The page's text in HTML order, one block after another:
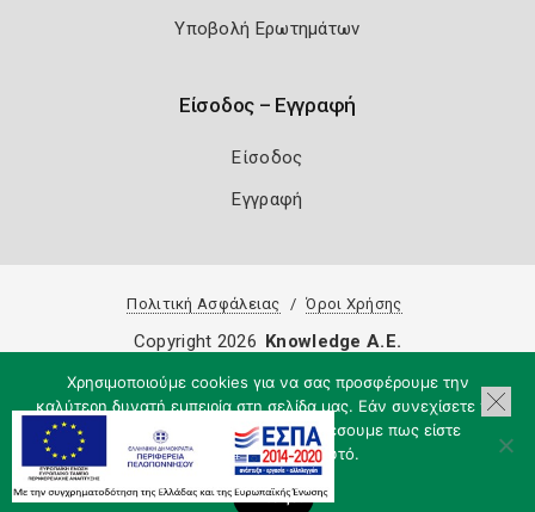
Υποβολή Ερωτημάτων
Είσοδος – Εγγραφή
Είσοδος
Εγγραφή
Πολιτική Ασφάλειας Όροι Χρήσης
Χρησιμοποιούμε cookies για να σας προσφέρουμε την
καλύτερη δυνατή εμπειρία στη σελίδα μας. Εάν συνεχίσετε να
χρησιμοποιείτε τη σελίδα, θα υποθέσουμε πως είστε
ικανοποιημένοι με αυτό.
Εντάξει
Copyright 2026 Knowledge A.E.